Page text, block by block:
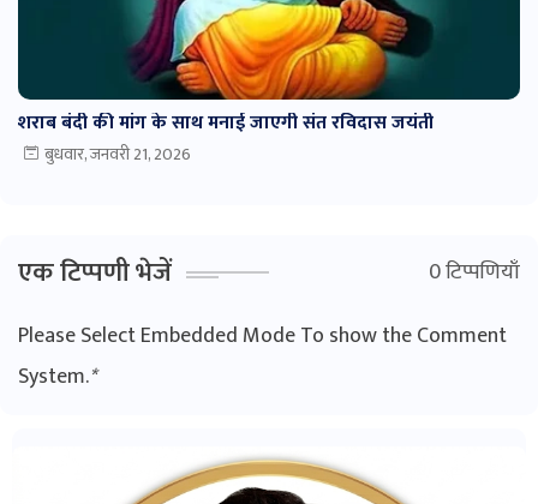
शराब बंदी की मांग के साथ मनाई जाएगी संत रविदास जयंती
बुधवार, जनवरी 21, 2026
एक टिप्पणी भेजें
0 टिप्पणियाँ
Please Select Embedded Mode To show the Comment
System.*